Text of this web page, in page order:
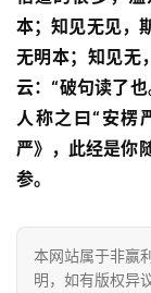
规
免
责
声
明
本；知见无见，
无明本；知见无
云：“破句读了也
人称之曰“安楞
严》，此经是你
参。
本网站属于非赢
明，如有版权异